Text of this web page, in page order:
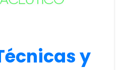
y